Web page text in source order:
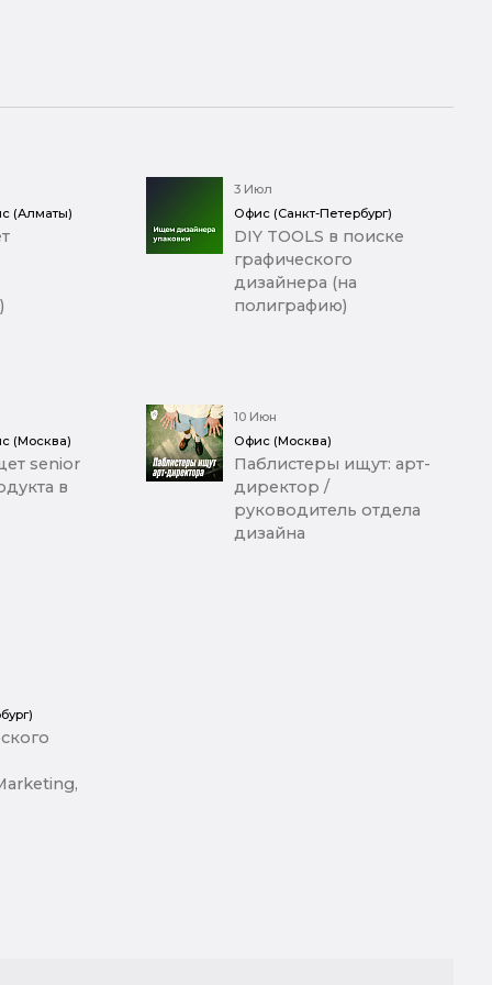
(Алматы)
3 Июл
Офис (Санкт-Петербург)
DIY TOOLS в поиске
графического
дизайнера (на
полиграфию)
(Москва)
senior
в
10 Июн
Офис (Москва)
Паблистеры ищут: арт-
директор /
руководитель отдела
дизайна